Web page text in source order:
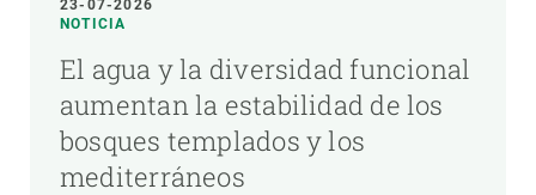
23-07-2026
NOTICIA
El agua y la diversidad funcional
aumentan la estabilidad de los
bosques templados y los
mediterráneos